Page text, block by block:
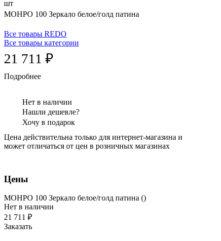
шт
МОНРО 100 Зеркало белое/голд патина
Все товары REDO
Все товары категории
21 711 ₽
Подробнее
Нет в наличии
Нашли дешевле?
Хочу в подарок
Цена действительна только для интернет-магазина и
может отличаться от цен в розничных магазинах
Цены
МОНРО 100 Зеркало белое/голд патина ()
Нет в наличии
21 711 ₽
Заказать